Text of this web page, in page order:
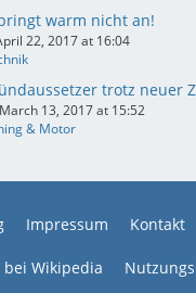
warm nicht an!
22, 2017 at 16:04
trotz neuer
March 13, 2017 at 15:52
& Motor
Impressum Kontakt
bei Wikipedia